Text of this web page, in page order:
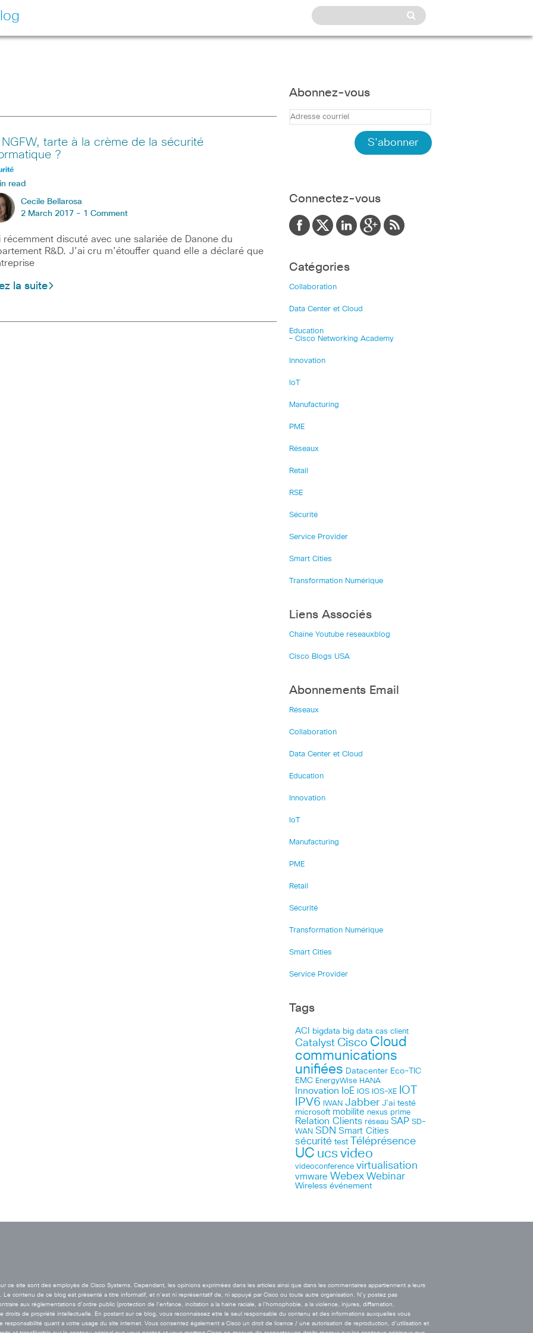
tarte à la crème de la sécurité
?
read
Cecile Bellarosa
2 March 2017 - 1 Comment
récemment discuté avec une salariée de Danone du
R&D. J’ai cru m’étouffer quand elle a déclaré que
la suite
Abonnez-vous
Connectez-vous
Catégories
Collaboration
Data Center et Cloud
Education
– Cisco Networking Academy
Innovation
IoT
Manufacturing
PME
Réseaux
Retail
RSE
Sécurité
Service Provider
Smart Cities
Transformation Numérique
Liens Associés
Chaîne Youtube reseauxblog
Cisco Blogs USA
Abonnements Email
Réseaux
Collaboration
Data Center et Cloud
Education
Innovation
IoT
Manufacturing
PME
Retail
Sécurité
Transformation Numérique
Smart Cities
Service Provider
Tags
ACI bigdata big data cas client
Catalyst Cisco Cloud
communications
unifiées Datacenter Eco-TIC
EMC EnergyWise HANA
Innovation IoE IOS IOS-XE IOT
IPV6 IWAN Jabber J’ai testé
microsoft mobilite nexus prime
Relation Clients réseau SAP SD-
WAN SDN Smart Cities
sécurité test Téléprésence
UC ucs video
videoconference virtualisation
vmware Webex Webinar
Wireless événement
ce site sont des employés de Cisco Systems. Cependant, les opinions exprimées dans les articles ainsi que dans les commentaires appartiennent a leurs
contenu de ce blog est présenté a titre informatif, et n’est ni représentatif de, ni appuyé par Cisco ou toute autre organisation. N’y postez pas
aux réglementations d’ordre public (protection de l’enfance, incitation a la haine raciale, a l’homophobie, a la violence, injures, diffamation,
droits de propriété intellectuelle. En postant sur ce blog, vous reconnaissez etre le seul responsable du contenu et des informations auxquelles vous
quant a votre usage du site internet. Vous consentez également a Cisco un droit de licence / une autorisation de reproduction, d’utilisation et